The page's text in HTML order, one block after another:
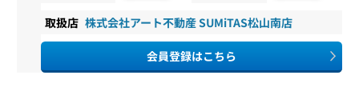
取扱店 株式会社アート不動産 SUMiTAS松山南店
会員登録はこちら